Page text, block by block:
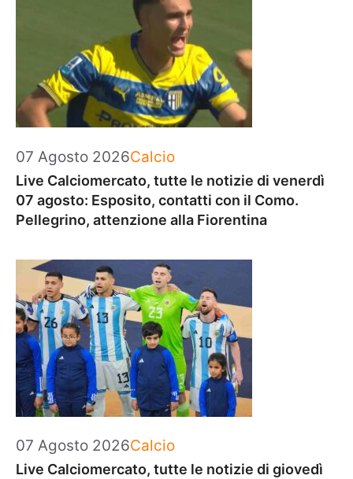
07 Agosto 2026Categorie
Calcio
Live Calciomercato, tutte le notizie di venerdì
07 agosto: Esposito, contatti con il Como.
Pellegrino, attenzione alla Fiorentina
07 Agosto 2026Categorie
Calcio
Live Calciomercato, tutte le notizie di giovedì